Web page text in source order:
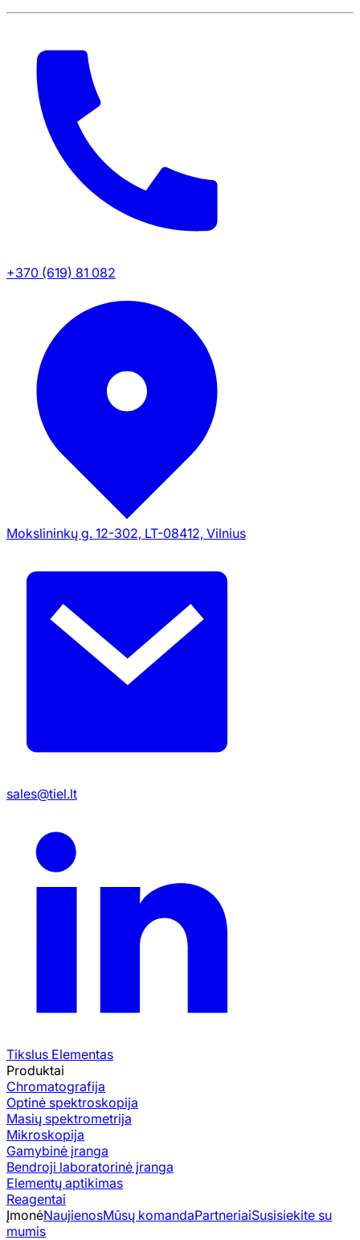
+370 (619) 81 082
Mokslininkų g. 12-302, LT-08412, Vilnius
sales@tiel.lt
Tikslus Elementas
Produktai
Chromatografija
Optinė spektroskopija
Masių spektrometrija
Mikroskopija
Gamybinė įranga
Bendroji laboratorinė įranga
Elementų aptikimas
Reagentai
ĮmonėNaujienosMūsų komandaPartneriaiSusisiekite su
mumis